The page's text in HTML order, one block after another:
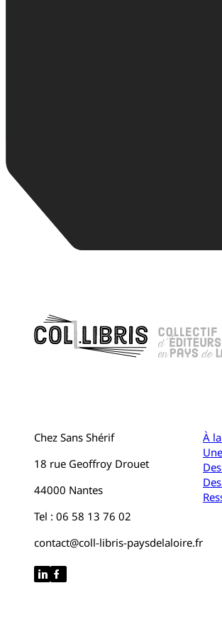
Chez Sans Shérif
18 rue Geoffroy Drouet
44000 Nantes
Tel : 06 58 13 76 02
contact@coll-libris-paysdelaloire.fr
À